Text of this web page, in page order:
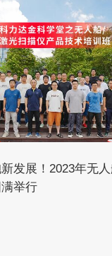
发展！2023年无
举行